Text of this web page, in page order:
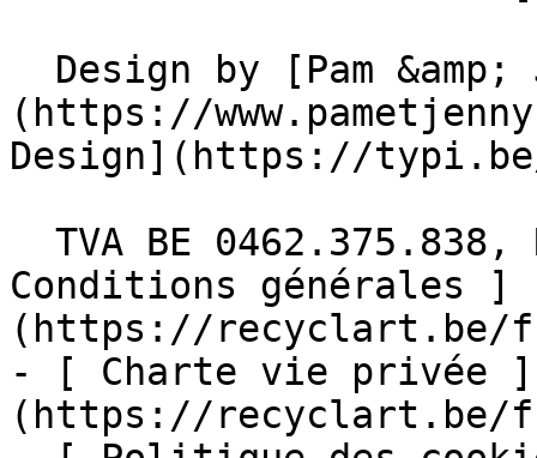
(https://
Design](https://
Conditions générales ]
(https://recyclart.be/
- [ Charte vie privée ]
(https://recyclart.be/